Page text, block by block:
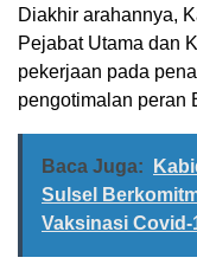
Diakhir arahannya,
Pejabat Utama dan
pekerjaan pada
pengotimalan peran
Baca Juga:
Sulsel
Vaksinasi Covid-